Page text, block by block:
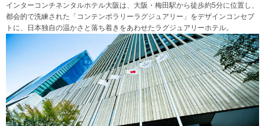
インターコンチネンタルホテル大阪は、大阪・梅田駅から徒歩約5分に位置し、
都会的で洗練された「コンテンポラリーラグジュアリー」をデザインコンセプ
トに、日本独自の温かさと落ち着きをあわせたラグジュアリーホテル。